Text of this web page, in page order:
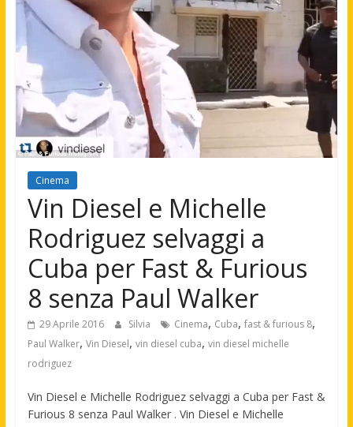
Cinema
Vin Diesel e Michelle
Rodriguez selvaggi a
Cuba per Fast & Furious
8 senza Paul Walker
29 Aprile 2016 Silvia Cinema, Cuba, fast & furious 8,
Paul Walker, Vin Diesel, vin diesel cuba, vin diesel michelle
rodriguez
Vin Diesel e Michelle Rodriguez selvaggi a Cuba per Fast &
Furious 8 senza Paul Walker . Vin Diesel e Michelle